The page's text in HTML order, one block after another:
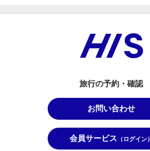
旅行の予約・確認
お問い合わせ
会員サービス （ログイン）